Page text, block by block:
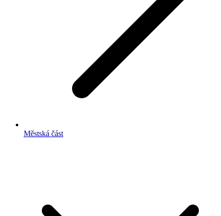
Městská část